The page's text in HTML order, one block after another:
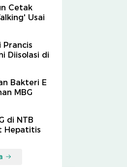
Cetak
Usai
Prancis
Diisolasi di
Bakteri E
MBG
di NTB
Hepatitis